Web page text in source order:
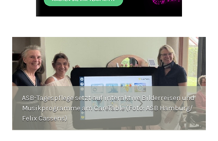
ASB-Tagespflege setzt auf interaktive Bilderreisen und
Musikprogramme am CareTable (Foto: ASB Hamburg/
Felix Cassens)